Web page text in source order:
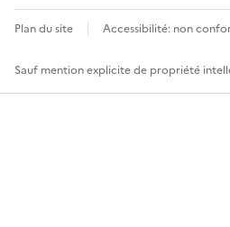
Plan du site Accessibilité: non
Sauf mention explicite de propriété